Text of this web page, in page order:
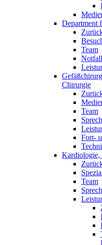
Department
Team
Chirurgie
Team
Fort-
Kardiologie,
Team